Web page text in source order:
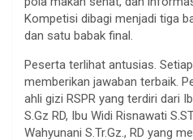
Kompetisi dibagi menjadi tiga
dan satu babak final.
Peserta terlihat antusias.
memberikan jawaban terbaik.
ahli gizi RSPR yang terdiri dari
S.Gz RD, Ibu Widi Risnawati
Wahyunani S.Tr.Gz., RD yang